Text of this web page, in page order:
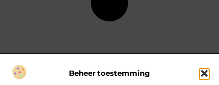
Beheer toestemming